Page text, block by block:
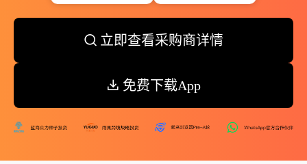
立即查看采购商详情
免费下载App